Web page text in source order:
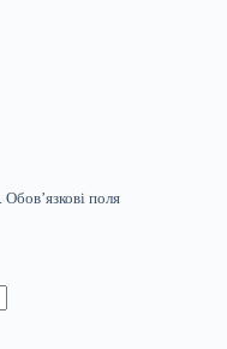
Обов’язкові поля